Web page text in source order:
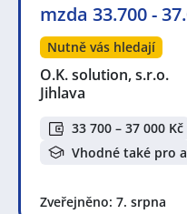
mzda 33.700 -
Nutně vás hledají
O.K. solution, s.r.o.
Jihlava
33 700 – 37 000 Kč
Vhodné také pro
Zveřejněno: 7. srpna